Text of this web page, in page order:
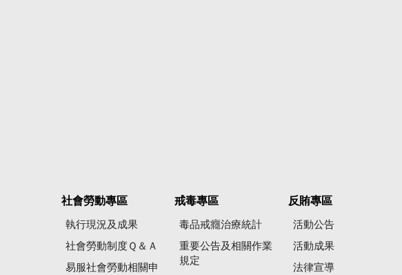
社會勞動專區
執行現況及成果
社會勞動制度Ｑ＆Ａ
易服社會勞動相關申
戒毒專區
毒品戒癮治療統計
重要公告及相關作業
規定
反賄專區
活動公告
活動成果
法律宣導